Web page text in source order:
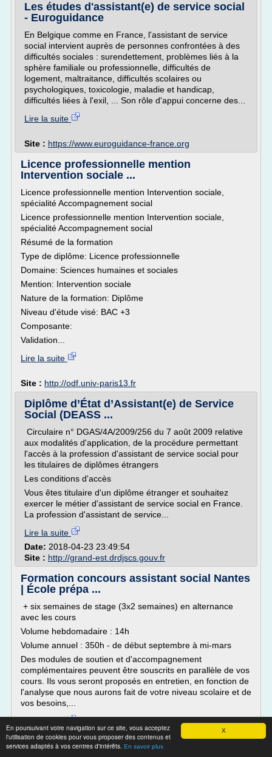
X
En poursuivant votre navigation sur ce site, vous acceptez
l'utilisation de cookies pour vous proposer des contenus et
services adaptés à vos centres d'intérêts. En savoir plus
Les études d'assistant(e) de service social
- Euroguidance
En Belgique comme en France, l'assistant de service
social intervient auprès de personnes confrontées à des
difficultés sociales : surendettement, problèmes liés à la
sphère familiale ou professionnelle, difficultés de
logement, maltraitance, difficultés scolaires ou
psychologiques, toxicologie, maladie et handicap,
difficultés liées à l'exil, ... Son rôle d'appui concerne des...
Lire la suite
Site : https://www.euroguidance-france.org
Licence professionnelle mention
Intervention sociale ...
Licence professionnelle mention Intervention sociale,
spécialité Accompagnement social
Licence professionnelle mention Intervention sociale,
spécialité Accompagnement social
Résumé de la formation
Type de diplôme: Licence professionnelle
Domaine: Sciences humaines et sociales
Mention: Intervention sociale
Nature de la formation: Diplôme
Niveau d'étude visé: BAC +3
Composante:
Validation...
Lire la suite
Site : http://odf.univ-paris13.fr
Diplôme d’État d’Assistant(e) de Service
Social (DEASS ...
Circulaire n° DGAS/4A/2009/256 du 7 août 2009 relative
aux modalités d'application, de la procédure permettant
l'accès à la profession d'assistant de service social pour
les titulaires de diplômes étrangers
Les conditions d'accès
Vous êtes titulaire d'un diplôme étranger et souhaitez
exercer le métier d'assistant de service social en France.
La profession d'assistant de service...
Lire la suite
Date: 2018-04-23 23:49:54
Site : http://grand-est.drdjscs.gouv.fr
Formation concours assistant social Nantes
| École prépa ...
+ six semaines de stage (3x2 semaines) en alternance
avec les cours
Volume hebdomadaire : 14h
Volume annuel : 350h - de début septembre à mi-mars
Des modules de soutien et d'accompagnement
complémentaires peuvent être souscrits en parallèle de vos
cours. Ils vous seront proposés en entretien, en fonction de
l'analyse que nous aurons fait de votre niveau scolaire et de
vos besoins,...
Site :http://www.cps-ecoles-nantes.com